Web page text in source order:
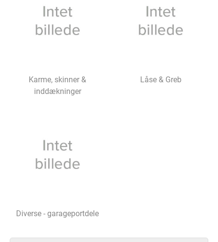
Karme, skinner &
inddækninger
Låse & Greb
Diverse - garageportdele